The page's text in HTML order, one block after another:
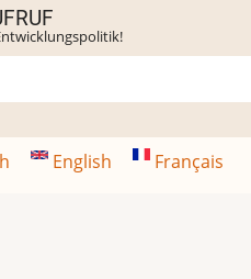
English Français